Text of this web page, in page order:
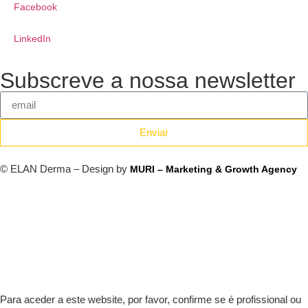
Facebook
LinkedIn
Subscreve a nossa newsletter
Enviar
© ELAN Derma – Design by MURI – Marketing & Growth Agency
Para aceder a este website, por favor, confirme se é profissional ou